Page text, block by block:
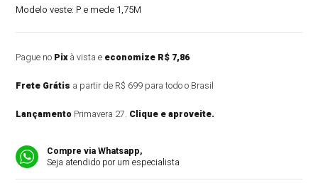
Modelo veste: P e mede 1,75M
Pague no Pixà vista e economize R$ 7,86
Frete Grátis a partir de R$ 699 para todo o Brasil
Lançamento Primavera 27. Clique e aproveite.
Compre via Whatsapp,
Seja atendido por um especialista